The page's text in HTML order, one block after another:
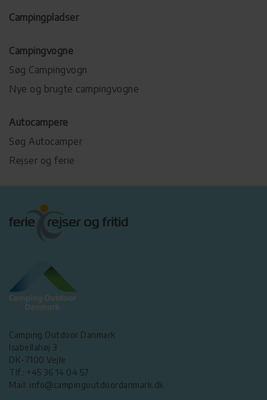
Campingpladser
Campingvogne
Søg Campingvogn
Nye og brugte campingvogne
Autocampere
Søg Autocamper
Rejser og ferie
Camping Outdoor Danmark
Isabellahøj 3
DK-7100 Vejle
Tlf.: +45 36 14 04 57
Mail: info@campingoutdoordanmark.dk